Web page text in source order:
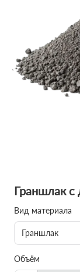
Граншлак с
Вид материала
Граншлак
Объём